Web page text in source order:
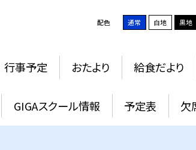
配色 通常 白地 黒地
行事予定 おたより 給食だより
GIGAスクール情報 予定表 欠